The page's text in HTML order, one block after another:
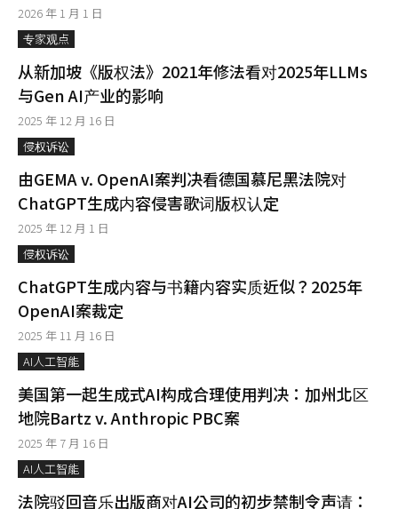
2026 年 1 月 1 日
专家观点
从新加坡《版权法》2021年修法看对2025年LLMs
与Gen AI产业的影响
2025 年 12 月 16 日
侵权诉讼
由GEMA v. OpenAI案判决看德国慕尼黑法院对
ChatGPT生成内容侵害歌词版权认定
2025 年 12 月 1 日
侵权诉讼
ChatGPT生成内容与书籍内容实质近似？2025年
OpenAI案裁定
2025 年 11 月 16 日
AI人工智能
美国第一起生成式AI构成合理使用判决：加州北区
地院Bartz v. Anthropic PBC案
2025 年 7 月 16 日
AI人工智能
法院驳回音乐出版商对AI公司的初步禁制令声请：